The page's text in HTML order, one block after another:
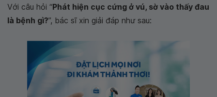
Với câu hỏi “Phát hiện cục cứng ở vú, sờ vào thấy đau
là bệnh gì?”, bác sĩ xin giải đáp như sau: